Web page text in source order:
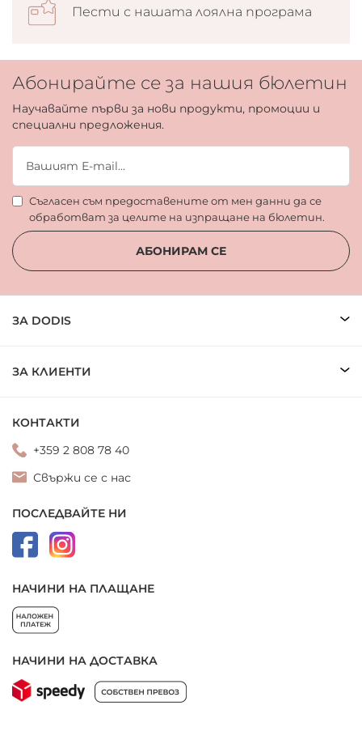
Пести с нашата лоялна програма
Абонирайте се за нашия бюлетин
Научавайте първи за нови продукти, промоции и
специални предложения.
Съгласен съм предоставените от мен данни да се
обработват за целите на изпращане на бюлетин.
АБОНИРАМ СЕ
ЗА DODIS
ЗА КЛИЕНТИ
КОНТАКТИ
+359 2 808 78 40
Свържи се с нас
ПОСЛЕДВАЙТЕ НИ
НАЧИНИ НА ПЛАЩАНЕ
НАЧИНИ НА ДОСТАВКА